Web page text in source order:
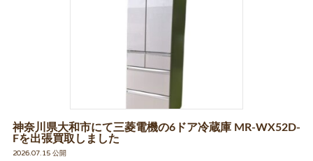
神奈川県大和市にて三菱電機の6ドア冷蔵庫 MR-WX52D-
Fを出張買取しました
2026.07.15 公開